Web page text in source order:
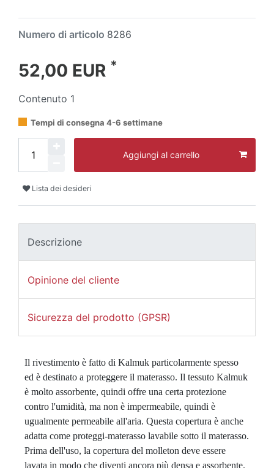
Numero di articolo 8286
52,00 EUR *
Contenuto 1
Tempi di consegna 4-6 settimane
Aggiungi al carrello
Lista dei desideri
Descrizione
Opinione del cliente
Sicurezza del prodotto (GPSR)
Il rivestimento è fatto di Kalmuk particolarmente spesso
ed è destinato a proteggere il materasso. Il tessuto Kalmuk
è molto assorbente, quindi offre una certa protezione
contro l'umidità, ma non è impermeabile, quindi è
ugualmente permeabile all'aria. Questa copertura è anche
adatta come proteggi-materasso lavabile sotto il materasso.
Prima dell'uso, la copertura del molleton deve essere
lavata in modo che diventi ancora più densa e assorbente.